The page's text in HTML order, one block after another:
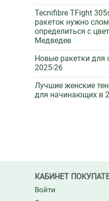
Tecnifibre TFight
ракеток нужно
определиться с
Медведев
Новые ракетки для
2025-26
Лучшие женские
для начинающих в
КАБИНЕТ
Войти